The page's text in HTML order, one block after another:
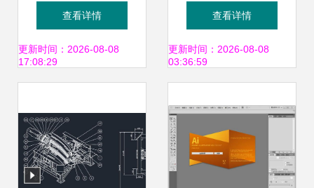
计 5p
查看详情
更新时间：2026-08-08
17:08:29
安装包下载与安装
教程（含破解激
查看详情
更新时间：2026-08-08
03:36:59